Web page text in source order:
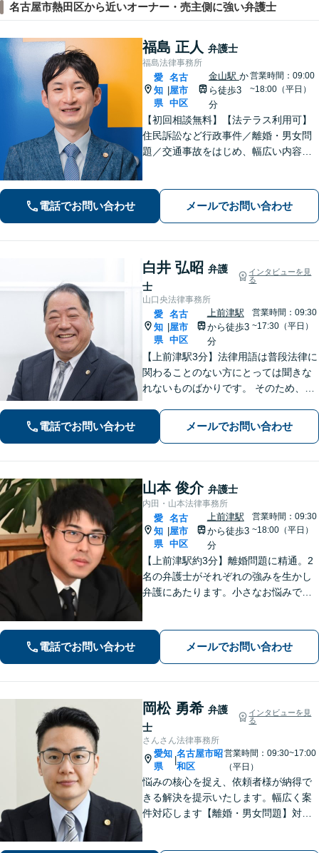
名古屋市熱田区から近いオーナー・売主側に強い弁護士
福島 正人 弁護士
福島法律事務所
愛
知
県
名古
屋市
中区
金山駅 か
ら徒歩3
分
営業時間：09:00
~18:00（平日）
【初回相談無料】【法テラス利用可】
住民訴訟など行政事件／離婚・男女問
題／交通事故をはじめ、幅広い内容の
依頼者様にとって納得感の高い解決を
目指します【夜間・休日相談可】【金
電話でお問い合わせ メールでお問い合わせ
白井 弘昭 弁護
士
インタビューを見
る
山口央法律事務所
愛
知
県
名古
屋市
中区
上前津駅
から徒歩3
分
営業時間：09:30
~17:30（平日）
【上前津駅3分】法律用語は普段法律に
関わることのない方にとっては聞きな
れないものばかりです。 そのため、な
からの対応を説明させていただきま
す。最善の解決策は何なのかを共に考
電話でお問い合わせ メールでお問い合わせ
山本 俊介 弁護士
内田・山本法律事務所
愛
知
県
名古
屋市
中区
上前津駅
から徒歩3
分
営業時間：09:30
~18:00（平日）
【上前津駅約3分】離婚問題に精通。2
名の弁護士がそれぞれの強みを生かし
弁護にあたります。小さなお悩みで
イスを行います！【初回相談無料】
電話でお問い合わせ メールでお問い合わせ
岡松 勇希 弁護
士
インタビューを見
る
さんさん法律事務所
愛知
県
名古屋市昭
和区
営業時間：09:30~17:00
（平日）
悩みの核心を捉え、依頼者様が納得で
きる解決を提示いたします。幅広く案
件対応します【離婚・男女問題】対応